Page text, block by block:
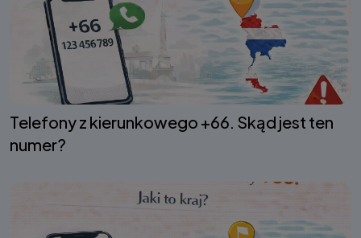
Telefony z kierunkowego +66. Skąd jest ten
numer?